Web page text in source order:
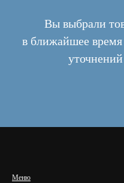
Вы выбрали
в ближайшее
уточнений
Меню